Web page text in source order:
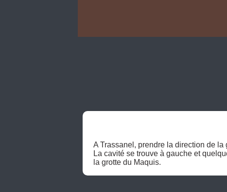
A Trassanel, prendre la direction de la
La cavité se trouve à gauche et
la grotte du Maquis.